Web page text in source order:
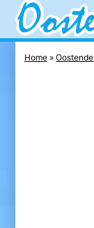
Home Oostende